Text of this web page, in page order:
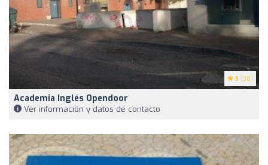
5 (38)
Academia Inglés Opendoor
Ver información y datos de contacto